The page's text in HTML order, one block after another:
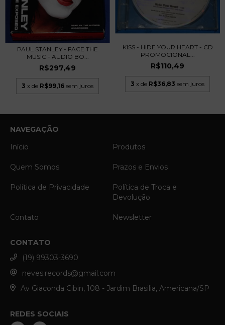
PAUL STANLEY - FACE THE
MUSIC - AUDIO BO...
R$297,49
3 x de R$99,16 sem juros
KISS - HIDE YOUR HEART - CD
PROMOCIONAL...
R$110,49
3 x de R$36,83 sem juros
NAVEGAÇÃO
Início
Produtos
Quem Somos Prazos e Envios
Política de Privacidade
Política de Troca e
Devolução
Contato Newsletter
CONTATO
(19) 99303-3690
neves.records@gmail.com
Av Giaconda Cibin, 108 - Jardim Brasilia, Americana/SP
REDES SOCIAIS